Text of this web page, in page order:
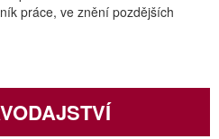
práce, ve znění pozdějších